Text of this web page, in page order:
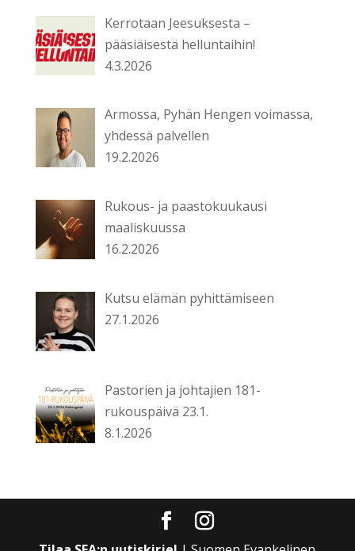
Kerrotaan Jeesuksesta –
pääsiäisestä helluntaihin!
4.3.2026
Armossa, Pyhän Hengen voimassa,
yhdessä palvellen
19.2.2026
Rukous- ja paastokuukausi
maaliskuussa
16.2.2026
Kutsu elämän pyhittämiseen
27.1.2026
Pastorien ja johtajien 181-
rukouspäivä 23.1.
8.1.2026